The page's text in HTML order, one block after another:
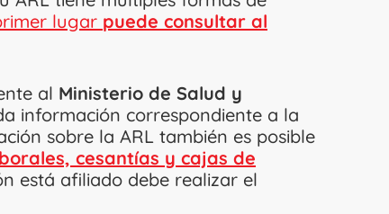
lugar puede consultar al
al Ministerio de Salud y
información correspondiente a la
sobre la ARL también es posible
cesantías y cajas de
está afiliado debe realizar el